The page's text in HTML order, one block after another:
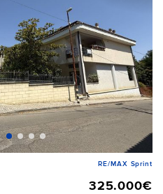
RE/MAX Sprint
325.000€